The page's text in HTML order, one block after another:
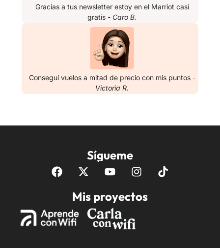
Gracias a tus newsletter estoy en el Marriot casi
gratis - Caro B.
Conseguí vuelos a mitad de precio con mis puntos -
Victoria R.
Sígueme
Mis proyectos